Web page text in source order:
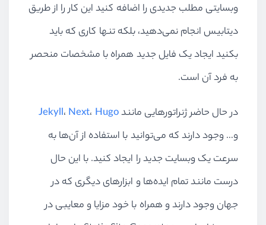
وبسایتی مطلب جدیدی را اضافه کنید این کار را از طریق
دیتابیس انجام نمی‌دهید، بلکه تنها کاری که باید
بکنید ایجاد یک فایل جدید همراه با مشخصات منحصر
به فرد آن است.
در حال حاضر ژنراتورهایی مانند Jekyll، Next، Hugo
و… وجود دارند که می‌توانید با استفاده از آن‌ها به
سرعت یک وبسایت جدید را ایجاد کنید. با این حال
درست مانند تمام ایده‌ها و ابزارهای دیگری که در
جهان وجود دارند و همراه با خود مزایا و معایبی در